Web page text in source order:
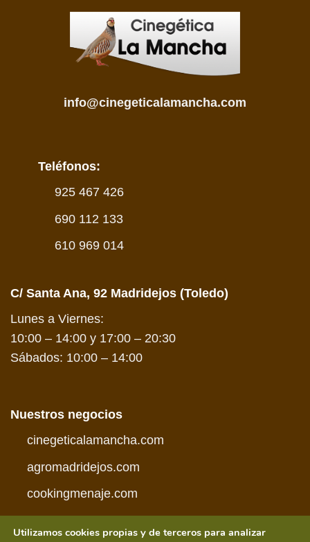
info@cinegeticalamancha.com
Teléfonos:
925 467 426
690 112 133
610 969 014
C/ Santa Ana, 92 Madridejos (Toledo)
Lunes a Viernes:
10:00 – 14:00 y 17:00 – 20:30
Sábados: 10:00 – 14:00
Nuestros negocios
cinegeticalamancha.com
agromadridejos.com
cookingmenaje.com
Utilizamos cookies propias y de terceros para analizar